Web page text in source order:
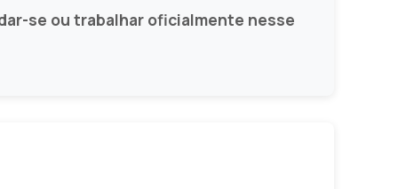
se ou trabalhar oficialmente nesse